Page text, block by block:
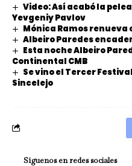
Video: Así acabó la
Yevgeniy Pavlov
Mónica Ramos renueva
Albeiro Paredes
Esta noche Albeiro
Continental CMB
Se vino el Tercer
Sincelejo
Síguenos en redes sociales